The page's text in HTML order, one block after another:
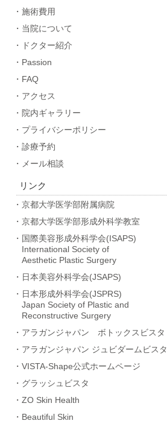
・施術費用
・当院について
・ドクター紹介
・Passion
・FAQ
・アクセス
・院内ギャラリー
・プライバシーポリシー
・診療予約
・メール相談
リンク
・京都大学医学部附属病院
・京都大学医学部形成外科学教室
・国際美容形成外科学会(ISAPS)
International Society of
Aesthetic Plastic Surgery
・日本美容外科学会(JSAPS)
・日本形成外科学会(JSPRS)
Japan Society of Plastic and
Reconstructive Surgery
・アラガンジャパン ボトックスビスタ
・アラガンジャパン ジュビダームビスタ
・VISTA-Shape公式ホームページ
・グラッシュビスタ
・ZO Skin Health
・Beautiful Skin